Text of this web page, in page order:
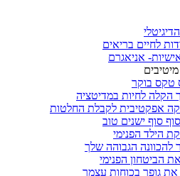
לחיים בריאים
טקס בוקר
הקלה לחיות במדיטציה
אפקטיבית לקבלת החלטות
סוף ישנים טוב
הילד הפנימי
להכוונה הגבוהה שלך
הביטחון הפנימי
גופך בכוחות עצמך